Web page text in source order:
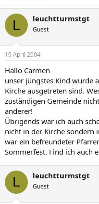
L leuchtturmstgt
Guest
19 April 2004
Hallo Carmen
unser jüngstes Kind wurde
Kirche ausgetreten sind.
zuständigen Gemeinde
anderer!
Übrigends war ich auch
nicht in der Kirche sondern
war ein befreundeter
Sommerfest. Find ich auch
L leuchtturmstgt
Guest